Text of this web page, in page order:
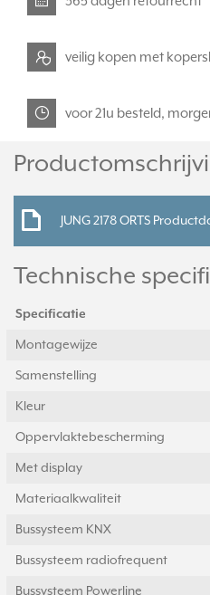
veilig kopen met
voor 21u besteld,
JUNG 2178 ORTS
Technische
Specificatie
Montagewijze
Samenstelling
Kleur
Oppervlaktebescherming
Met display
Materiaalkwaliteit
Bussysteem KNX
Bussysteem radiofrequent
Bussysteem Powerline